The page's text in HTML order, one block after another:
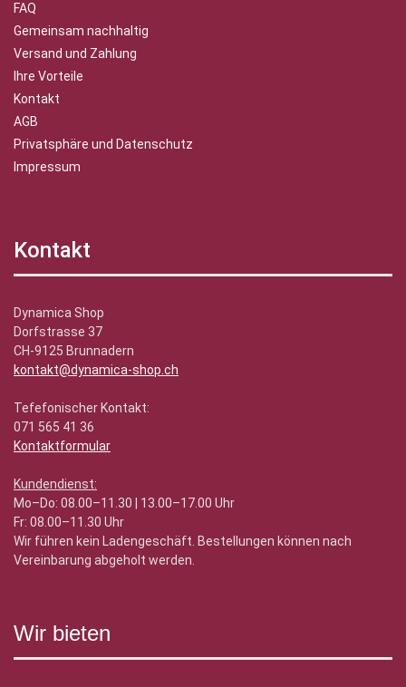
FAQ
Gemeinsam nachhaltig
Versand und Zahlung
Ihre Vorteile
Kontakt
AGB
Privatsphäre und Datenschutz
Impressum
Kontakt
Dynamica Shop
Dorfstrasse 37
CH-9125 Brunnadern
kontakt@dynamica-shop.ch
Tefefonischer Kontakt:
071 565 41 36
Kontaktformular
Kundendienst:
Mo–Do: 08.00–11.30 | 13.00–17.00 Uhr
Fr: 08.00–11.30 Uhr
Wir führen kein Ladengeschäft. Bestellungen können nach
Vereinbarung abgeholt werden.
Wir bieten